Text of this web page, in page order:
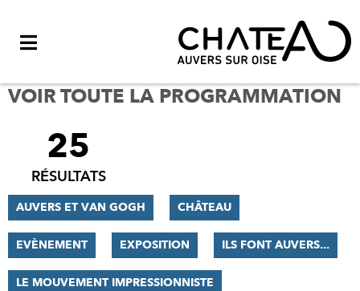
VOIR TOUTE LA PROGRAMMATION
FILTRER
RÉSULTATS
25
RÉSULTATS
AUVERS ET VAN GOGH CHÂTEAU
EVÈNEMENT EXPOSITION ILS FONT AUVERS...
LE MOUVEMENT IMPRESSIONNISTE